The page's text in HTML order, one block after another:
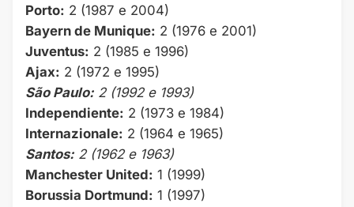
Porto: 2 (1987 e 2004)
Bayern de Munique: 2 (1976 e 2001)
Juventus: 2 (1985 e 1996)
Ajax: 2 (1972 e 1995)
São Paulo: 2 (1992 e 1993)
Independiente: 2 (1973 e 1984)
Internazionale: 2 (1964 e 1965)
Santos: 2 (1962 e 1963)
Manchester United: 1 (1999)
Borussia Dortmund: 1 (1997)